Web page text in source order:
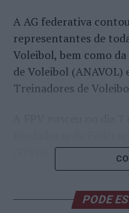
A AG federativa
representantes de
Voleibol, bem como
de Voleibol (ANAVOL)
Treinadores de
PODE